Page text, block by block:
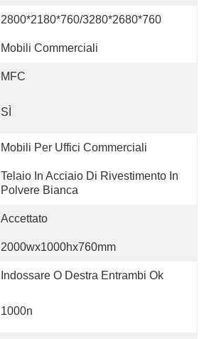
2800*2180*760/3280*2680*760
Mobili Commerciali
MFC
SÌ
Mobili Per Uffici Commerciali
Telaio In Acciaio Di Rivestimento In
Polvere Bianca
Accettato
2000wx1000hx760mm
Indossare O Destra Entrambi Ok
1000n